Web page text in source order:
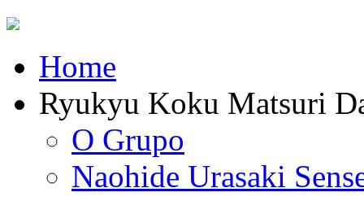
Home
Ryukyu Koku Matsuri
O Grupo
Naohide Urasaki